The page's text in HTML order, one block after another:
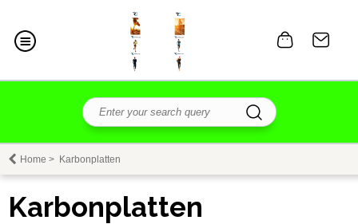
Home > Karbonplatten
Karbonplatten